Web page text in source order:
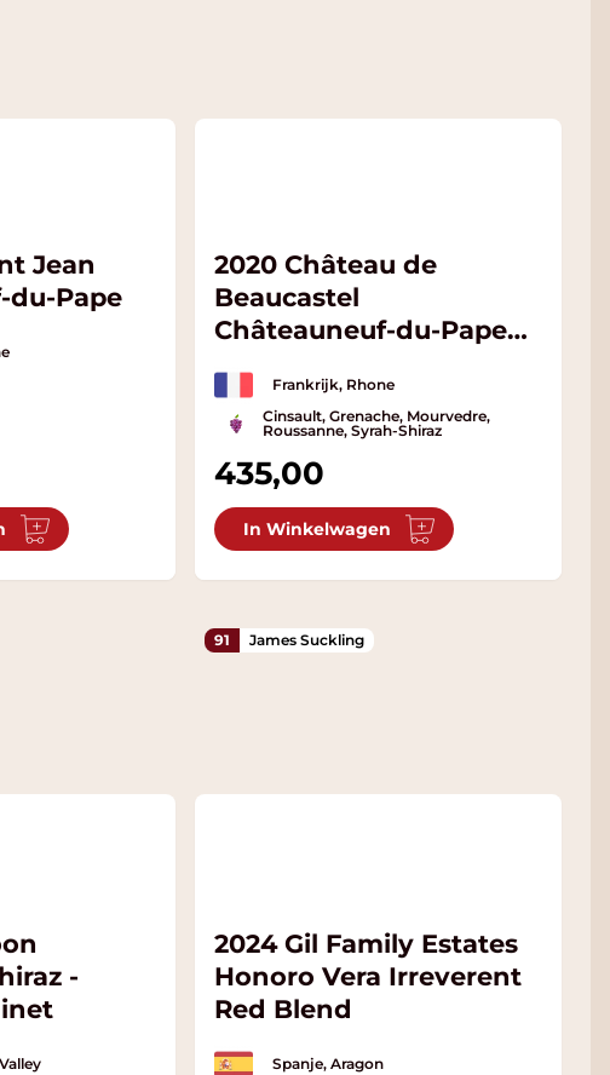
Jean
du-Pape
2020 Château de
Beaucastel
Châteauneuf-du-Pape
Perrin BIO
Frankrijk, Rhone
Cinsault, Grenache, Mourvedre,
Roussanne, Syrah-Shiraz
435,00
In Winkelwagen
-
91 James Suckling
2024 Gil Family Estates
Honoro Vera Irreverent
Red Blend
Spanje, Aragon